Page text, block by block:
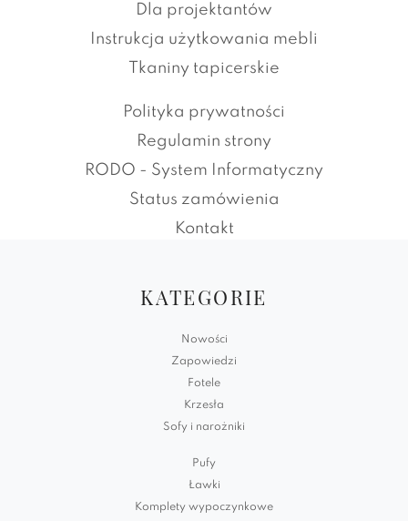
Dla projektantów
Instrukcja użytkowania mebli
Tkaniny tapicerskie
Polityka prywatności
Regulamin strony
RODO - System Informatyczny
Status zamówienia
Kontakt
KATEGORIE
Nowości
Zapowiedzi
Fotele
Krzesła
Sofy i narożniki
Pufy
Ławki
Komplety wypoczynkowe